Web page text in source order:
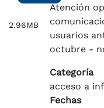
2.96MB
Atención
usuarios
octubre -
Categoría
acceso a
Fechas